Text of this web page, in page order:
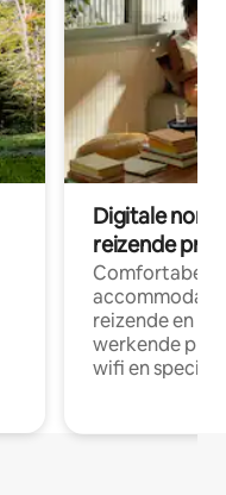
Digitale
reizende
Comfortabele
reizende en
werkende
wifi en